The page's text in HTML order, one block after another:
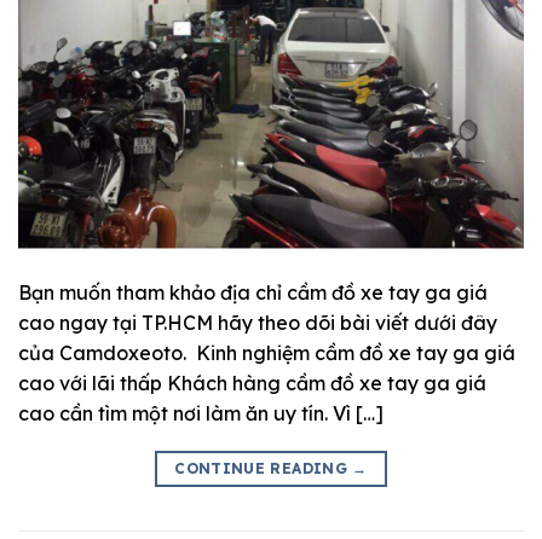
Bạn muốn tham khảo địa chỉ cầm đồ xe tay ga giá
cao ngay tại TP.HCM hãy theo dõi bài viết dưới đây
của Camdoxeoto. Kinh nghiệm cầm đồ xe tay ga giá
cao với lãi thấp Khách hàng cầm đồ xe tay ga giá
cao cần tìm một nơi làm ăn uy tín. Vì […]
CONTINUE READING →